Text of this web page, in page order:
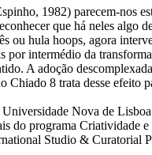
1982) parecem-nos
que há neles algo
ou hula hoops, agora
por intermédio da
A adoção descomplexada
8 trata desse efeito
Nova de
do programa Criatividade
Studio & Curatorial